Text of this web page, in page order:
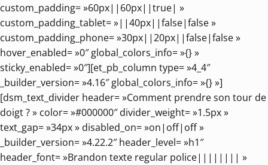
custom_padding= »60px||60px||true| »
custom_padding_tablet= »||40px||false|false »
custom_padding_phone= »30px||20px||false|false »
hover_enabled= »0″ global_colors_info= »{} »
sticky_enabled= »0″][et_pb_column type= »4_4″
_builder_version= »4.16″ global_colors_info= »{} »]
[dsm_text_divider header= »Comment prendre son tour de
doigt ? » color= »#000000″ divider_weight= »1.5px »
text_gap= »34px » disabled_on= »on|off|off »
_builder_version= »4.22.2″ header_level= »h1″
header_font= »Brandon texte regular police|||||||| »